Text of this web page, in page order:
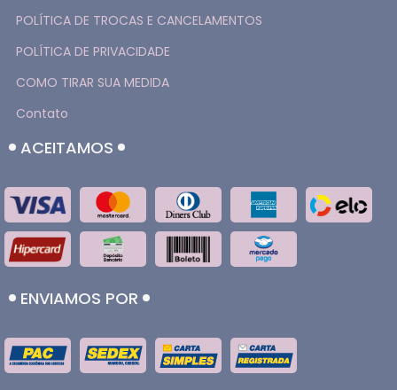
POLÍTICA DE TROCAS E CANCELAMENTOS
POLÍTICA DE PRIVACIDADE
COMO TIRAR SUA MEDIDA
Contato
ACEITAMOS
ENVIAMOS POR